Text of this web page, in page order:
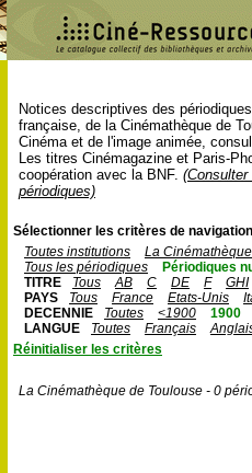
Notices descriptives des
française, de la Cinémathèque de
Cinéma et de l'image animée,
Les titres Cinémagazine et Paris-
coopération avec la BNF.
périodiques)
Sélectionner les critères de
Toutes institutions
La
Tous les périodiques
Périodiques
TITRE
Tous AB C DE F
GHI
PAYS
Tous France Etats-Unis
DECENNIE
Toutes <1900
1900
LANGUE
Toutes Français
Réinitialiser les critères
La Cinémathèque de Toulouse - 0